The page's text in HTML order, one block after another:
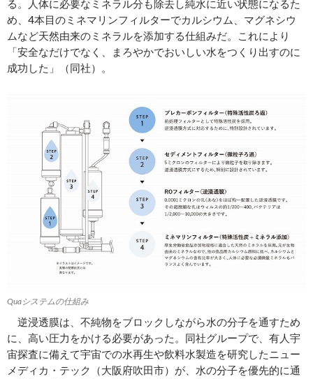
る。人体に必要なミネラル分も除去し純水に近い状態になるた
め、4本目のミネマリンフィルターでカルシウム、マグネシウ
ムなど天然由来のミネラルを添加する仕組みだ。これにより
「安全なだけでなく、まろやかでおいしい水をつくり出すのに
成功した」（同社）。
Quaシステムの仕組み
逆浸透膜は、不純物をブロックしながら水の分子を通すため
に、高い圧力をかける必要があった。同社グループで、有人宇
宙探査に備えて宇宙での水再生や飲料水製造を研究したニュー
メディカ・テック（大阪府吹田市）が、水の分子を優先的に通